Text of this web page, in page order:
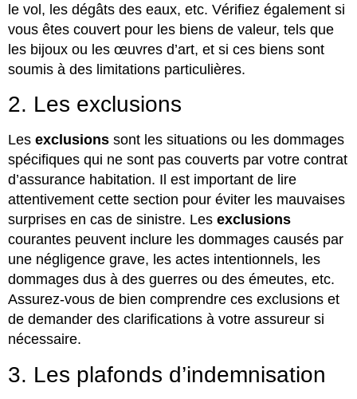
le vol, les dégâts des eaux, etc. Vérifiez également si
vous êtes couvert pour les biens de valeur, tels que
les bijoux ou les œuvres d’art, et si ces biens sont
soumis à des limitations particulières.
2. Les exclusions
Les exclusions sont les situations ou les dommages
spécifiques qui ne sont pas couverts par votre contrat
d’assurance habitation. Il est important de lire
attentivement cette section pour éviter les mauvaises
surprises en cas de sinistre. Les exclusions
courantes peuvent inclure les dommages causés par
une négligence grave, les actes intentionnels, les
dommages dus à des guerres ou des émeutes, etc.
Assurez-vous de bien comprendre ces exclusions et
de demander des clarifications à votre assureur si
nécessaire.
3. Les plafonds d’indemnisation